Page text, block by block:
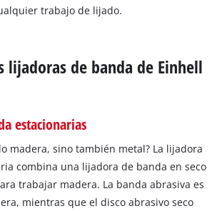
trabajo de lijado.
lijadoras de banda de Einhell
estacionarias
madera, sino también metal? La lijadora
combina una lijadora de banda en seco
trabajar madera. La banda abrasiva es
mientras que el disco abrasivo seco